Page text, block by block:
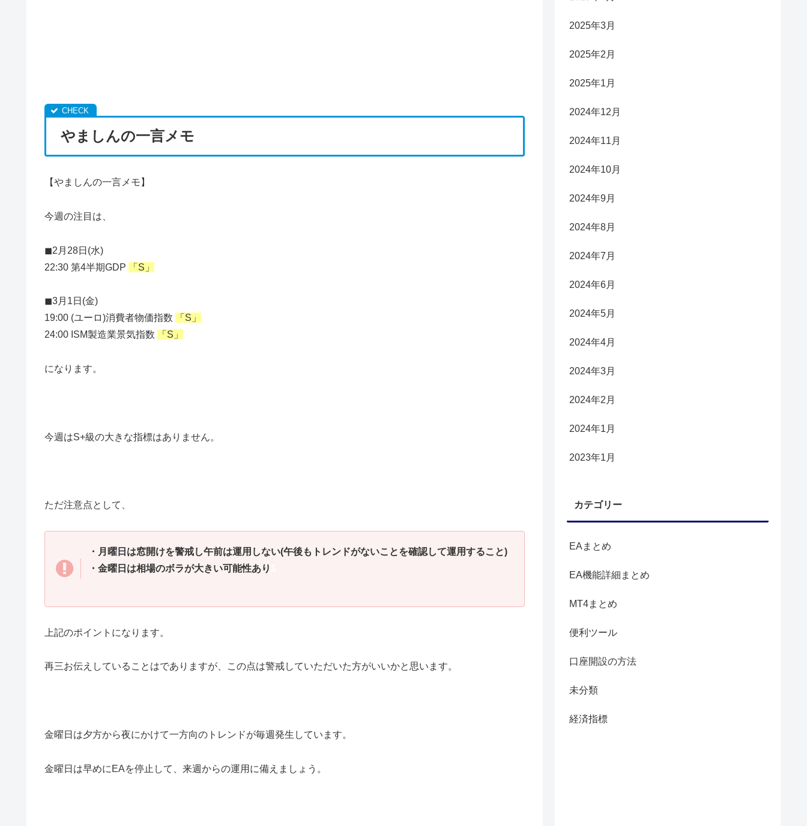
やましんの一言メモ
【やましんの一言メモ】
今週の注目は、
◼︎2月28日(水)
22:30 第4半期GDP
「S」
◼︎3月1日(金)
19:00 (ユーロ)消費者物価指数
「S」
24:00 ISM製造業景気指数
「S」
になります。
今週はS+級の大きな指標はありません。
ただ注意点として、
・月曜日は窓開けを警戒し午前は運用しない(午後もトレンドがないことを確認して運用すること)
・金曜日は相場のボラが大きい可能性あり
上記のポイントになります。
再三お伝えしていることはでありますが、この点は警戒していただいた方がいいかと思います。
金曜日は夕方から夜にかけて一方向のトレンドが毎週発生しています。
金曜日は早めにEAを停止して、来週からの運用に備えましょう。
2025年3月
2025年2月
2025年1月
2024年12月
2024年11月
2024年10月
2024年9月
2024年8月
2024年7月
2024年6月
2024年5月
2024年4月
2024年3月
2024年2月
2024年1月
2023年1月
カテゴリー
EAまとめ
EA機能詳細まとめ
MT4まとめ
便利ツール
口座開設の方法
未分類
経済指標